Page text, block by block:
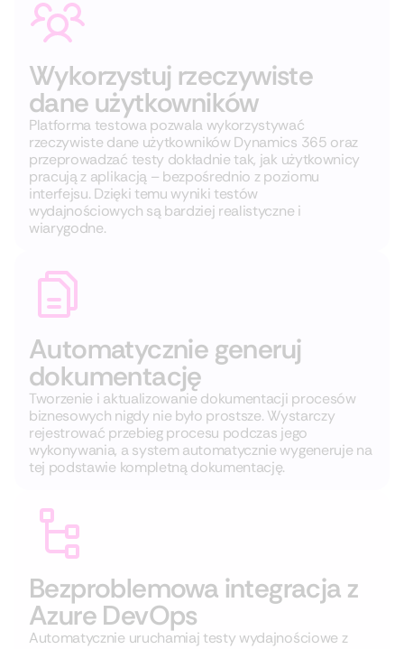
Wykorzystuj rzeczywiste
dane użytkowników
Platforma testowa pozwala wykorzystywać
rzeczywiste dane użytkowników Dynamics 365 oraz
przeprowadzać testy dokładnie tak, jak użytkownicy
pracują z aplikacją – bezpośrednio z poziomu
interfejsu. Dzięki temu wyniki testów
wydajnościowych są bardziej realistyczne i
wiarygodne.
Automatycznie generuj
dokumentację
Tworzenie i aktualizowanie dokumentacji procesów
biznesowych nigdy nie było prostsze. Wystarczy
rejestrować przebieg procesu podczas jego
wykonywania, a system automatycznie wygeneruje na
tej podstawie kompletną dokumentację.
Bezproblemowa integracja z
Azure DevOps
Automatycznie uruchamiaj testy wydajnościowe z